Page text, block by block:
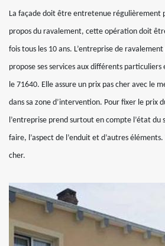
La façade doit être entretenue régulièrement
propos du ravalement, cette opération doit
fois tous les 10 ans. L’entreprise de
propose ses services aux différents
le 71640. Elle assure un prix pas cher avec le
dans sa zone d’intervention. Pour fixer le prix
l’entreprise prend surtout en compte l’état du
faire, l’aspect de l’enduit et d’autres
cher.